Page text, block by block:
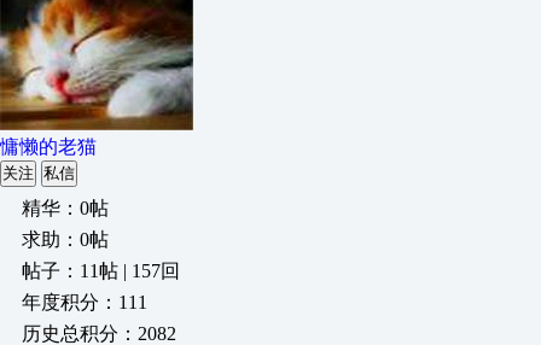
慵懒的老猫
关注 私信
精华：0帖
求助：0帖
帖子：11帖 | 157回
年度积分：111
历史总积分：2082